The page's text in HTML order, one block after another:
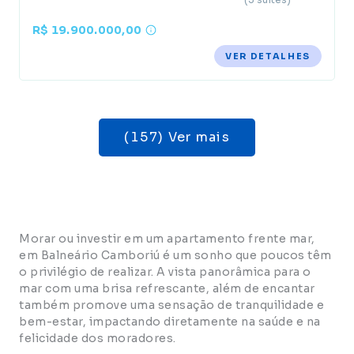
R$ 19.900.000,00
VER DETALHES
(157) Ver mais
Morar ou investir em um apartamento frente mar,
em Balneário Camboriú é um sonho que poucos têm
o privilégio de realizar. A vista panorâmica para o
mar com uma brisa refrescante, além de encantar
também promove uma sensação de tranquilidade e
bem-estar, impactando diretamente na saúde e na
felicidade dos moradores.